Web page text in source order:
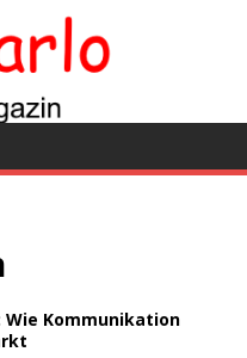
Kommunikation